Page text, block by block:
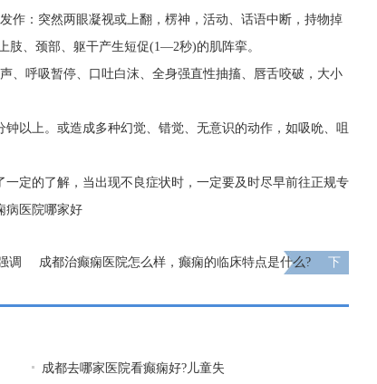
作：突然两眼凝视或上翻，楞神，活动、话语中断，持物掉
肢、颈部、躯干产生短促(1—2秒)的肌阵挛。
、呼吸暂停、口吐白沫、全身强直性抽搐、唇舌咬破，大小
以上。或造成多种幻觉、错觉、无意识的动作，如吸吮、咀
定的了解，当出现不良症状时，一定要及时尽早前往正规专
病医院哪家好
调
成都治癫痫医院怎么样，癫痫的临床特点是什么?
下
​成都去哪家医院看癫痫好?儿童失